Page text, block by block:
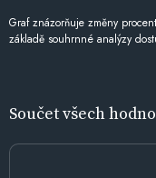
Graf znázorňuje změny
základě souhrnné analýzy
Součet všech